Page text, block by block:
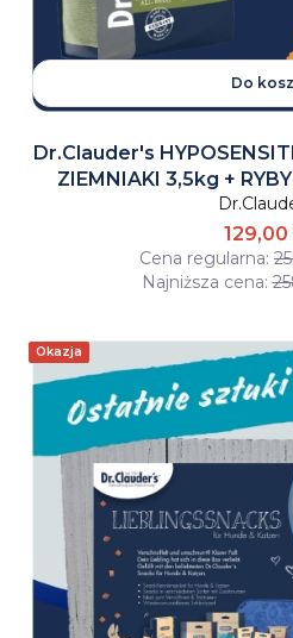
Do
Dr.Clauder's
ZIEMNIAKI 3,5kg +
129,00
Cena regularna:
Najniższa cena:
Okazja